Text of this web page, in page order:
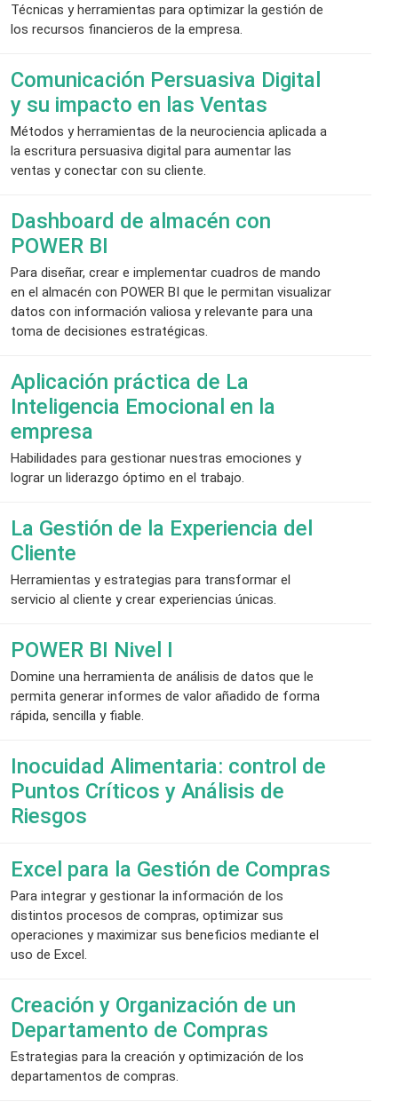
Técnicas y herramientas para optimizar la gestión de
los recursos financieros de la empresa.
Comunicación Persuasiva Digital
y su impacto en las Ventas
Métodos y herramientas de la neurociencia aplicada a
la escritura persuasiva digital para aumentar las
ventas y conectar con su cliente.
Dashboard de almacén con
POWER BI
Para diseñar, crear e implementar cuadros de mando
en el almacén con POWER BI que le permitan visualizar
datos con información valiosa y relevante para una
toma de decisiones estratégicas.
Aplicación práctica de La
Inteligencia Emocional en la
empresa
Habilidades para gestionar nuestras emociones y
lograr un liderazgo óptimo en el trabajo.
La Gestión de la Experiencia del
Cliente
Herramientas y estrategias para transformar el
servicio al cliente y crear experiencias únicas.
POWER BI Nivel I
Domine una herramienta de análisis de datos que le
permita generar informes de valor añadido de forma
rápida, sencilla y fiable.
Inocuidad Alimentaria: control de
Puntos Críticos y Análisis de
Riesgos
Excel para la Gestión de Compras
Para integrar y gestionar la información de los
distintos procesos de compras, optimizar sus
operaciones y maximizar sus beneficios mediante el
uso de Excel.
Creación y Organización de un
Departamento de Compras
Estrategias para la creación y optimización de los
departamentos de compras.